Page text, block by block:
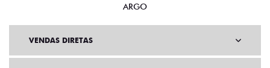
ARGO
VENDAS DIRETAS